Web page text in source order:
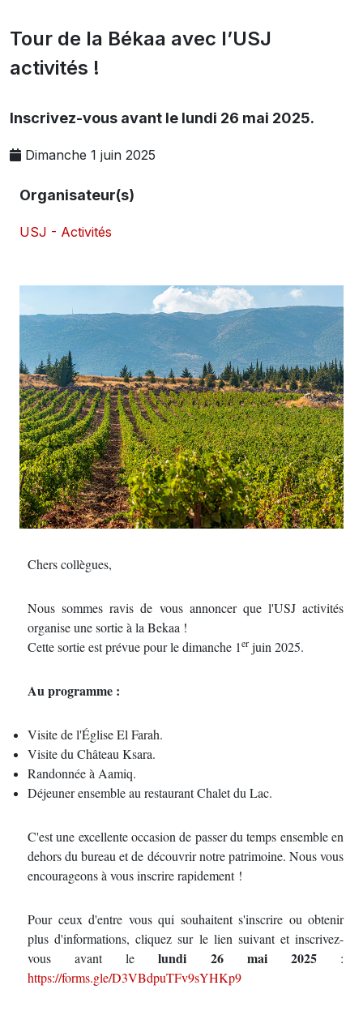
Tour de la Békaa avec l’USJ
activités !
Inscrivez-vous avant le lundi 26 mai 2025.
Dimanche 1 juin 2025
Organisateur(s)
USJ - Activités
Chers collègues,
Nous sommes ravis de vous annoncer que l'USJ activités
organise une sortie à la Bekaa !
Cette sortie est prévue pour le dimanche 1er juin 2025.
Au programme :
Visite de l'Église El Farah.
Visite du Château Ksara.
Randonnée à Aamiq.
Déjeuner ensemble au restaurant Chalet du Lac.
C'est une excellente occasion de passer du temps ensemble en
dehors du bureau et de découvrir notre patrimoine. Nous vous
encourageons à vous inscrire rapidement !
Pour ceux d'entre vous qui souhaitent s'inscrire ou obtenir
plus d'informations, cliquez sur le lien suivant et inscrivez-
vous avant lelundi 26 mai 2025:
https://forms.gle/D3VBdpuTFv9sYHKp9